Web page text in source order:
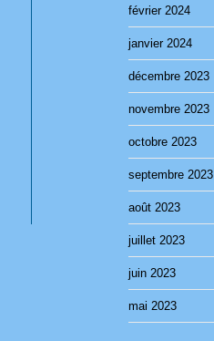
février 2024
janvier 2024
décembre 2023
novembre 2023
octobre 2023
septembre 2023
août 2023
juillet 2023
juin 2023
mai 2023